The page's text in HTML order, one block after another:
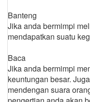
Banteng
Jika anda bermimpi
mendapatkan suatu
Baca
Jika anda bermimpi
keuntungan besar.
mendengan suara